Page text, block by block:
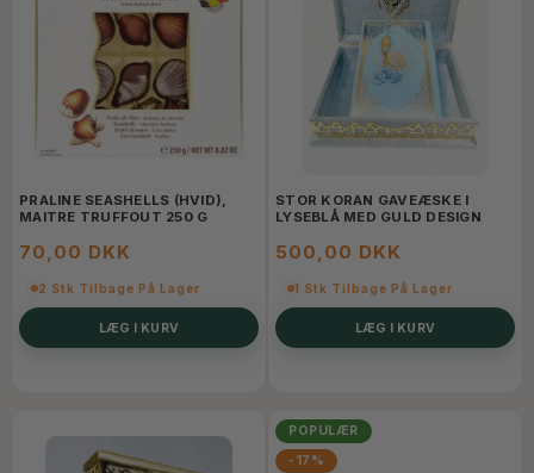
PRALINE SEASHELLS (HVID),
MAITRE TRUFFOUT 250 G
70,00 DKK
2 Stk Tilbage På Lager
LÆG I KURV
STOR KORAN GAVEÆSKE I
LYSEBLÅ MED GULD DESIGN
500,00 DKK
1 Stk Tilbage På Lager
LÆG I KURV
POPULÆR
-17%